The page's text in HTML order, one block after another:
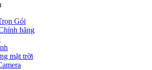
Gói
hãng
mặt trời